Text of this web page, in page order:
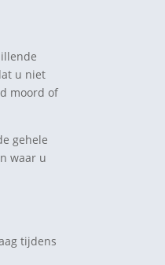
u niet
moord of
gehele
waar u
tijdens